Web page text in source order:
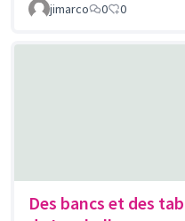
jimarco 0 0
Des bancs et des